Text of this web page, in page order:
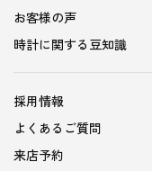
お客様の声
時計に関する豆知識
採用情報
よくあるご質問
来店予約